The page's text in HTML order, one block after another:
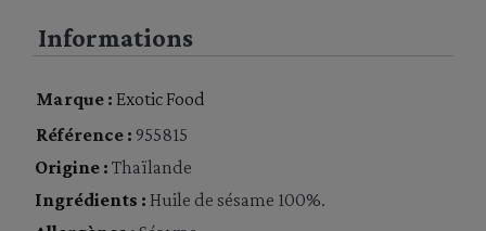
Informations
Marque : Exotic Food
Référence : 955815
Origine : Thaïlande
Ingrédients : Huile de sésame 100%.